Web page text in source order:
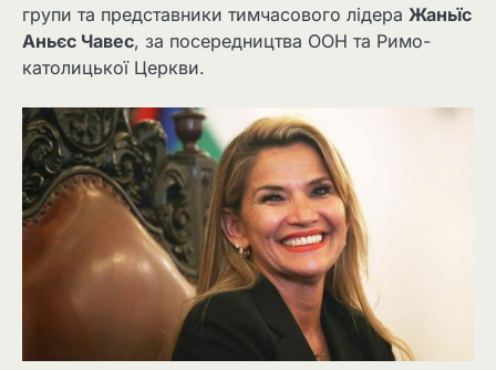
групи та представники тимчасового лідера Жаньїс
Аньєс Чавес, за посередництва ООН та Римо-
католицької Церкви.